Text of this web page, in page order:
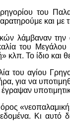
του
και με
λάμβαναν
του
Το ίδιο και
του αγίου
για να
έγραψαν
όρος
Κι αυτό